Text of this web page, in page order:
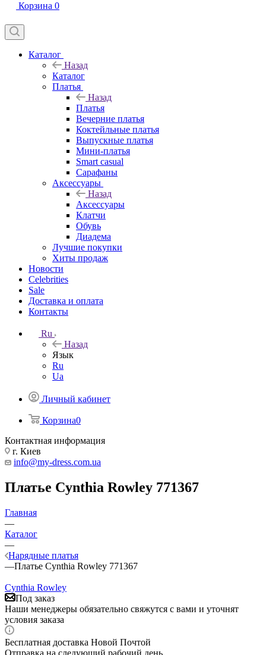
Корзина 0
Каталог
Назад
Каталог
Платья
Назад
Платья
Вечерние платья
Коктейльные платья
Выпускные платья
Мини-платья
Smart casual
Сарафаны
Аксессуары
Назад
Аксессуары
Клатчи
Обувь
Диадема
Лучшие покупки
Хиты продаж
Новости
Celebrities
Sale
Доставка и оплата
Контакты
Ru
Назад
Язык
Ru
Ua
Личный кабинет
Корзина0
Контактная информация
г. Киев
info@my-dress.com.ua
Платье Cynthia Rowley 771367
Главная
—
Каталог
—
Нарядные платья
—Платье Cynthia Rowley 771367
Cynthia Rowley
Под заказ
Наши менеджеры обязательно свяжутся с вами и уточнят
условия заказа
Бесплатная доставка Новой Почтой
Отправка на следующий рабочий день